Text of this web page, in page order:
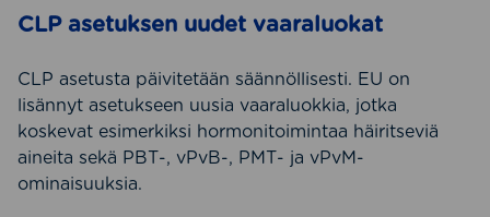
CLP asetuksen uudet vaaraluokat
CLP asetusta päivitetään säännöllisesti. EU on
lisännyt asetukseen uusia vaaraluokkia, jotka
koskevat esimerkiksi hormonitoimintaa häiritseviä
aineita sekä PBT-, vPvB-, PMT- ja vPvM-
ominaisuuksia.